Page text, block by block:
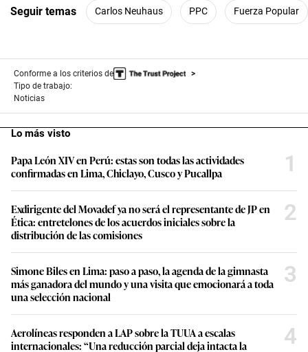
Seguir temas Carlos Neuhaus PPC Fuerza Popular
Conforme a los criterios de
Tipo de trabajo:
Noticias
Lo más visto
Papa León XIV en Perú: estas son todas las actividades
confirmadas en Lima, Chiclayo, Cusco y Pucallpa
1
Exdirigente del Movadef ya no será el representante de JP en
Ética: entretelones de los acuerdos iniciales sobre la
distribución de las comisiones
2
Simone Biles en Lima: paso a paso, la agenda de la gimnasta
más ganadora del mundo y una visita que emocionará a toda
una selección nacional
3
Aerolíneas responden a LAP sobre la TUUA a escalas
internacionales: “Una reducción parcial deja intacta la
4